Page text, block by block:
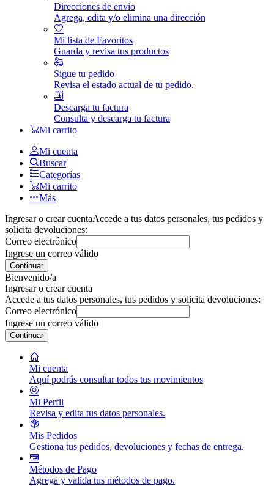
Direcciones de envio
Agrega, edita y/o elimina una dirección
Mi lista de Favoritos
Guarda y revisa tus productos
Sigue tu pedido
Revisa el estado actual de tu pedido.
Descarga tu factura
Consulta y descarga tu factura
Mi carrito
Mi cuenta
Buscar
Categorías
Mi carrito
Más
Ingresar o crear cuentaAccede a tus datos personales, tus pedidos y
solicita devoluciones:
Correo electrónico
Ingrese un correo válido
Continuar
Bienvenido/a
Ingresar o crear cuenta
Accede a tus datos personales, tus pedidos y solicita devoluciones:
Correo electrónico
Ingrese un correo válido
Continuar
Mi cuenta
Aquí podrás consultar todos tus movimientos
Mi Perfil
Revisa y edita tus datos personales.
Mis Pedidos
Gestiona tus pedidos, devoluciones y fechas de entrega.
Métodos de Pago
Agrega y valida tus métodos de pago.